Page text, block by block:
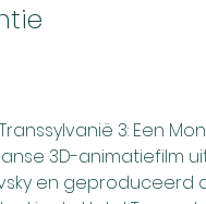
3D-animatiefilm
en geproduceerd